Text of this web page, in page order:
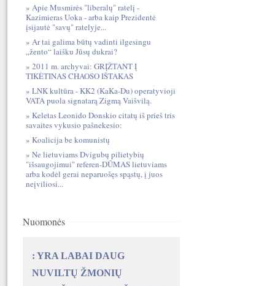
Apie Musmirės "liberalų" ratelį -
Kazimieras Uoka - arba kaip Prezidentė
įsijautė "savų" ratelyje...
Ar tai galima būtų vadinti ilgesingu
„žento“ laišku Jūsų dukrai?
2011 m. archyvai: GRĮŽTANT Į
TIKĖTINAS CHAOSO IŠTAKAS
LNK kultūra - KK2 (KaKa-Du) operatyvioji
VATA puola signatarą Zigmą Vaišvilą.
Keletas Leonido Donskio citatų iš prieš tris
savaites vykusio pašnekesio:
Koalicija be komunistų
Ne lietuviams Dvigubų pilietybių
"išsaugojimui" referen-DŪMAS lietuviams
arba kodėl gerai neparuošęs spąstų, į juos
neįviliosi...
Nuomonės
: YRA LABAI DAUG
NUVILTŲ ŽMONIŲ